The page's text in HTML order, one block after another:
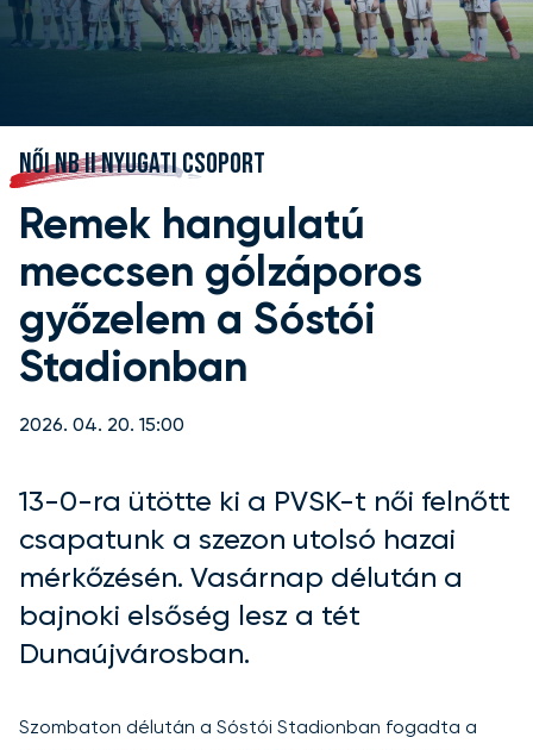
NŐI NB II NYUGATI CSOPORT
Remek hangulatú
meccsen gólzáporos
győzelem a Sóstói
Stadionban
2026. 04. 20. 15:00
13-0-ra ütötte ki a PVSK-t női felnőtt
csapatunk a szezon utolsó hazai
mérkőzésén. Vasárnap délután a
bajnoki elsőség lesz a tét
Dunaújvárosban.
Szombaton délután a Sóstói Stadionban fogadta a